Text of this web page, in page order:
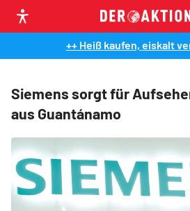
++ Heiß kaufen, eiskalt
Siemens sorgt für
aus Guantánamo